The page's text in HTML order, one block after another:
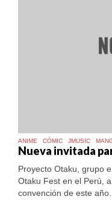
ANIME CÓMIC JMUSIC
Nueva invitada
Proyecto Otaku, grupo
Otaku Fest en el Perú,
convención de este año.